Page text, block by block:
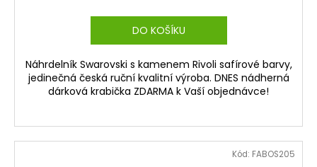
DO KOŠÍKU
Náhrdelník Swarovski s kamenem Rivoli safírové barvy,
jedinečná česká ruční kvalitní výroba. DNES nádherná
dárková krabička ZDARMA k Vaší objednávce!
Kód: FABOS205